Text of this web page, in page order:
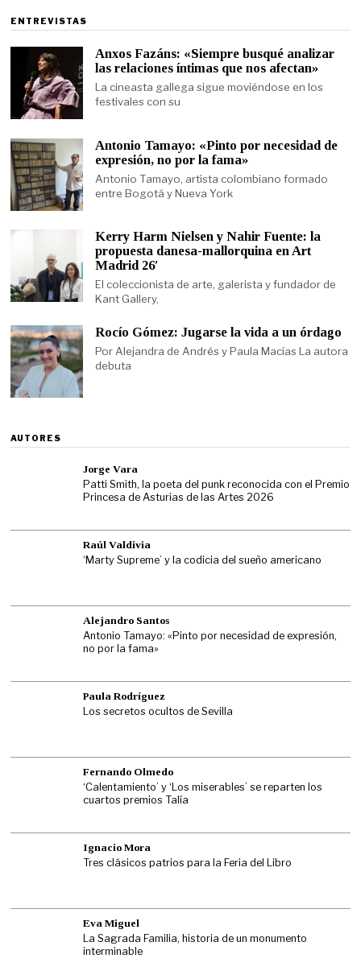
ENTREVISTAS
Anxos Fazáns: «Siempre busqué analizar
las relaciones íntimas que nos afectan»
La cineasta gallega sigue moviéndose en los
festivales con su
Antonio Tamayo: «Pinto por necesidad de
expresión, no por la fama»
Antonio Tamayo, artista colombiano formado
entre Bogotá y Nueva York
Kerry Harm Nielsen y Nahir Fuente: la
propuesta danesa-mallorquina en Art
Madrid 26′
El coleccionista de arte, galerista y fundador de
Kant Gallery,
Rocío Gómez: Jugarse la vida a un órdago
Por Alejandra de Andrés y Paula Macías La autora
debuta
AUTORES
Jorge Vara
Patti Smith, la poeta del punk reconocida con el Premio
Princesa de Asturias de las Artes 2026
Raúl Valdivia
‘Marty Supreme’ y la codicia del sueño americano
Alejandro Santos
Antonio Tamayo: «Pinto por necesidad de expresión,
no por la fama»
Paula Rodríguez
Los secretos ocultos de Sevilla
Fernando Olmedo
‘Calentamiento’ y ‘Los miserables’ se reparten los
cuartos premios Talía
Ignacio Mora
Tres clásicos patrios para la Feria del Libro
Eva Miguel
La Sagrada Familia, historia de un monumento
interminable